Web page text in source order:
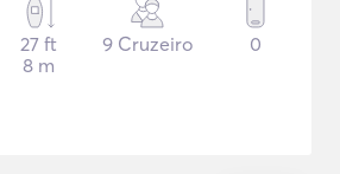
27 ft
8 m
9 Cruzeiro 0